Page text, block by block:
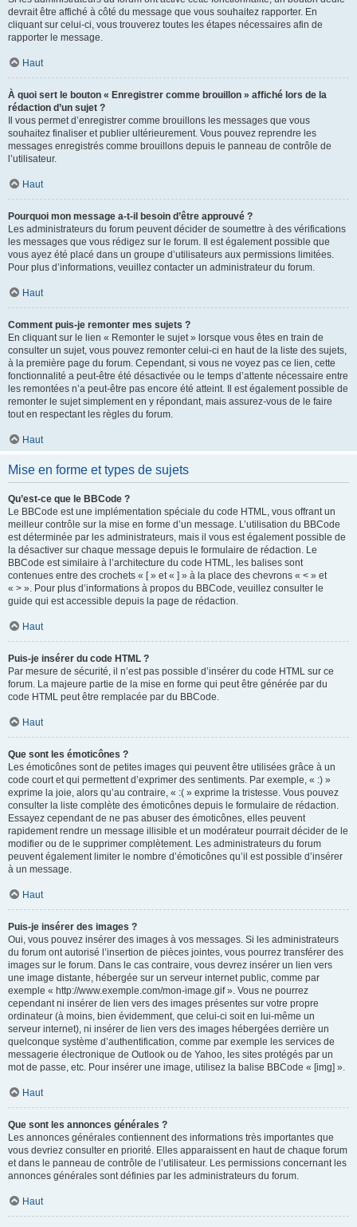
devrait être affiché à côté du message que vous souhaitez rapporter. En
cliquant sur celui-ci, vous trouverez toutes les étapes nécessaires afin de
rapporter le message.
Haut
À quoi sert le bouton « Enregistrer comme brouillon » affiché lors de la
rédaction d’un sujet ?
Il vous permet d’enregistrer comme brouillons les messages que vous
souhaitez finaliser et publier ultérieurement. Vous pouvez reprendre les
messages enregistrés comme brouillons depuis le panneau de contrôle de
l’utilisateur.
Haut
Pourquoi mon message a-t-il besoin d’être approuvé ?
Les administrateurs du forum peuvent décider de soumettre à des vérifications
les messages que vous rédigez sur le forum. Il est également possible que
vous ayez été placé dans un groupe d’utilisateurs aux permissions limitées.
Pour plus d’informations, veuillez contacter un administrateur du forum.
Haut
Comment puis-je remonter mes sujets ?
En cliquant sur le lien « Remonter le sujet » lorsque vous êtes en train de
consulter un sujet, vous pouvez remonter celui-ci en haut de la liste des sujets,
à la première page du forum. Cependant, si vous ne voyez pas ce lien, cette
fonctionnalité a peut-être été désactivée ou le temps d’attente nécessaire entre
les remontées n’a peut-être pas encore été atteint. Il est également possible de
remonter le sujet simplement en y répondant, mais assurez-vous de le faire
tout en respectant les règles du forum.
Haut
Mise en forme et types de sujets
Qu’est-ce que le BBCode ?
Le BBCode est une implémentation spéciale du code HTML, vous offrant un
meilleur contrôle sur la mise en forme d’un message. L’utilisation du BBCode
est déterminée par les administrateurs, mais il vous est également possible de
la désactiver sur chaque message depuis le formulaire de rédaction. Le
BBCode est similaire à l’architecture du code HTML, les balises sont
contenues entre des crochets « [ » et « ] » à la place des chevrons « < » et
« > ». Pour plus d’informations à propos du BBCode, veuillez consulter le
guide qui est accessible depuis la page de rédaction.
Haut
Puis-je insérer du code HTML ?
Par mesure de sécurité, il n’est pas possible d’insérer du code HTML sur ce
forum. La majeure partie de la mise en forme qui peut être générée par du
code HTML peut être remplacée par du BBCode.
Haut
Que sont les émoticônes ?
Les émoticônes sont de petites images qui peuvent être utilisées grâce à un
code court et qui permettent d’exprimer des sentiments. Par exemple, « :) »
exprime la joie, alors qu’au contraire, « :( » exprime la tristesse. Vous pouvez
consulter la liste complète des émoticônes depuis le formulaire de rédaction.
Essayez cependant de ne pas abuser des émoticônes, elles peuvent
rapidement rendre un message illisible et un modérateur pourrait décider de le
modifier ou de le supprimer complètement. Les administrateurs du forum
peuvent également limiter le nombre d’émoticônes qu’il est possible d’insérer
à un message.
Haut
Puis-je insérer des images ?
Oui, vous pouvez insérer des images à vos messages. Si les administrateurs
du forum ont autorisé l’insertion de pièces jointes, vous pourrez transférer des
images sur le forum. Dans le cas contraire, vous devrez insérer un lien vers
une image distante, hébergée sur un serveur internet public, comme par
exemple « http://www.exemple.com/mon-image.gif ». Vous ne pourrez
cependant ni insérer de lien vers des images présentes sur votre propre
ordinateur (à moins, bien évidemment, que celui-ci soit en lui-même un
serveur internet), ni insérer de lien vers des images hébergées derrière un
quelconque système d’authentification, comme par exemple les services de
messagerie électronique de Outlook ou de Yahoo, les sites protégés par un
mot de passe, etc. Pour insérer une image, utilisez la balise BBCode « [img] ».
Haut
Que sont les annonces générales ?
Les annonces générales contiennent des informations très importantes que
vous devriez consulter en priorité. Elles apparaissent en haut de chaque forum
et dans le panneau de contrôle de l’utilisateur. Les permissions concernant les
annonces générales sont définies par les administrateurs du forum.
Haut